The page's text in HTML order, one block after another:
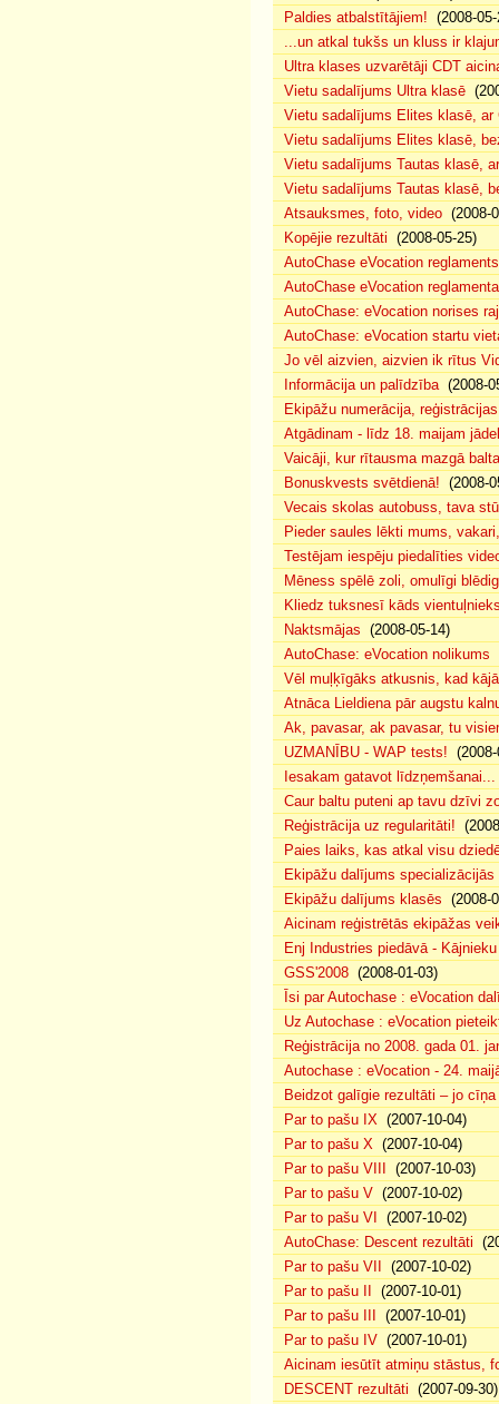
Paldies atbalstītājiem! (2008-
...un atkal tukšs un kluss ir
Ultra klases uzvarētāji CDT
Vietu sadalījums Ultra klasē
Vietu sadalījums Elites klasē, ar
Vietu sadalījums Elites klasē,
Vietu sadalījums Tautas klasē,
Vietu sadalījums Tautas klasē,
Atsauksmes, foto, video (2008-
Kopējie rezultāti (2008-05-25)
AutoChase eVocation reglaments
AutoChase eVocation
AutoChase: eVocation norises
AutoChase: eVocation startu
Jo vēl aizvien, aizvien ik rītus
Informācija un palīdzība(2008-
Ekipāžu numerācija,
Atgādinam - līdz 18. maijam
Vaicāji, kur rītausma mazgā
Bonuskvests svētdienā! (2008-
Vecais skolas autobuss, tava
Pieder saules lēkti mums,
Testējam iespēju piedalīties
Mēness spēlē zoli, omulīgi
Kliedz tuksnesī kāds
Naktsmājas (2008-05-14)
AutoChase: eVocation nolikums
Vēl muļķīgāks atkusnis, kad
Atnāca Lieldiena pār augstu
Ak, pavasar, ak pavasar, tu
UZMANĪBU - WAP tests!
Iesakam gatavot līdzņemšanai...
Caur baltu puteni ap tavu dzīvi
Reģistrācija uz regularitāti!
Paies laiks, kas atkal visu
Ekipāžu dalījums specializācijās
Ekipāžu dalījums klasēs (2008-
Aicinam reģistrētās ekipāžas
Enj Industries piedāvā -
GSS'2008 (2008-01-03)
Īsi par Autochase : eVocation
Uz Autochase : eVocation
Reģistrācija no 2008. gada 01.
Autochase : eVocation - 24.
Beidzot galīgie rezultāti – jo
Par to pašu IX (2007-10-04)
Par to pašu X (2007-10-04)
Par to pašu VIII
(2007-10-03)
Par to pašu V (2007-10-02)
Par to pašu VI
(2007-10-02)
AutoChase: Descent rezultāti
Par to pašu VII
(2007-10-02)
Par to pašu II
(2007-10-01)
Par to pašu III
(2007-10-01)
Par to pašu IV (2007-10-01)
Aicinam iesūtīt atmiņu stāstus,
DESCENT rezultāti (2007-09-30)